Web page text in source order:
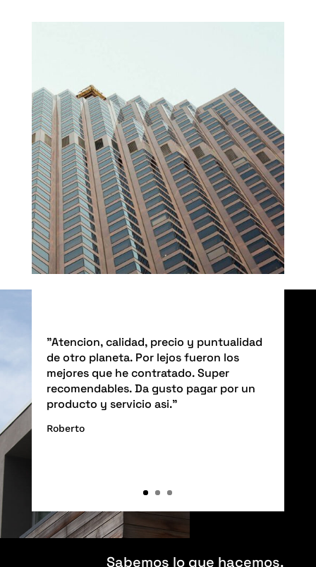
"Atencion, calidad, precio y puntualidad
de otro planeta. Por lejos fueron los
mejores que he contratado. Super
recomendables. Da gusto pagar por un
producto y servicio asi."
Roberto
Sabemos lo que hacemos.